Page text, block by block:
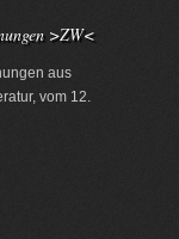
>ZW<
aus
vom 12.